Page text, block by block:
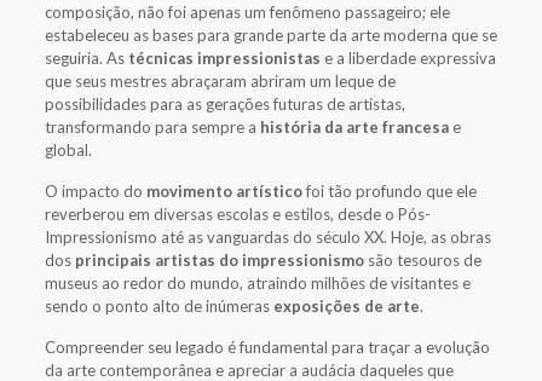
composição, não foi apenas um fenômeno passageiro; ele
estabeleceu as bases para grande parte da arte moderna que se
seguiria. As técnicas impressionistas e a liberdade expressiva
que seus mestres abraçaram abriram um leque de
possibilidades para as gerações futuras de artistas,
transformando para sempre a história da arte francesae
global.
O impacto do movimento artísticofoi tão profundo que ele
reverberou em diversas escolas e estilos, desde o Pós-
Impressionismo até as vanguardas do século XX. Hoje, as obras
dos principais artistas do impressionismosão tesouros de
museus ao redor do mundo, atraindo milhões de visitantes e
sendo o ponto alto de inúmeras exposições de arte.
Compreender seu legado é fundamental para traçar a evolução
da arte contemporânea e apreciar a audácia daqueles que